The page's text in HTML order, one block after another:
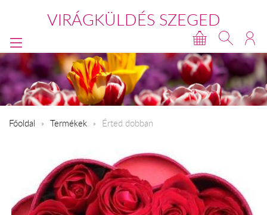
VIRÁGKÜLDÉS SZEGED
Főoldal Termékek Érted dobban